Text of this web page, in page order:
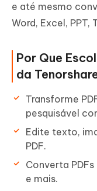
e até mesmo
Word, Excel, PPT,
Por Que
da
Transforme
pesquisável
Edite texto,
PDF.
Converta PDFs
e mais.